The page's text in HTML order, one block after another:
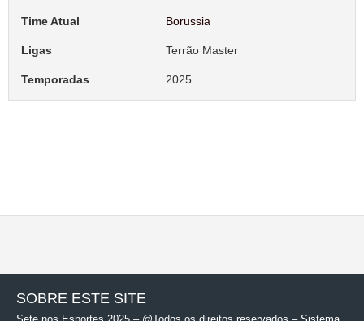
Time Atual Borussia
Ligas Terrão Master
Temporadas 2025
SOBRE ESTE SITE